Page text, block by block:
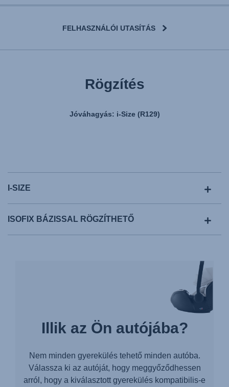
FELHASZNÁLÓI UTASÍTÁS
Rögzítés
Jóváhagyás: i-Size (R129)
I-SIZE
ISOFIX BÁZISSAL RÖGZÍTHETŐ
Illik az Ön autójába?
Nem minden gyerekülés tehető minden autóba.
Válassza ki az autóját, hogy meggyőződhessen
arról, hogy a kiválasztott gyerekülés kompatibilis-e